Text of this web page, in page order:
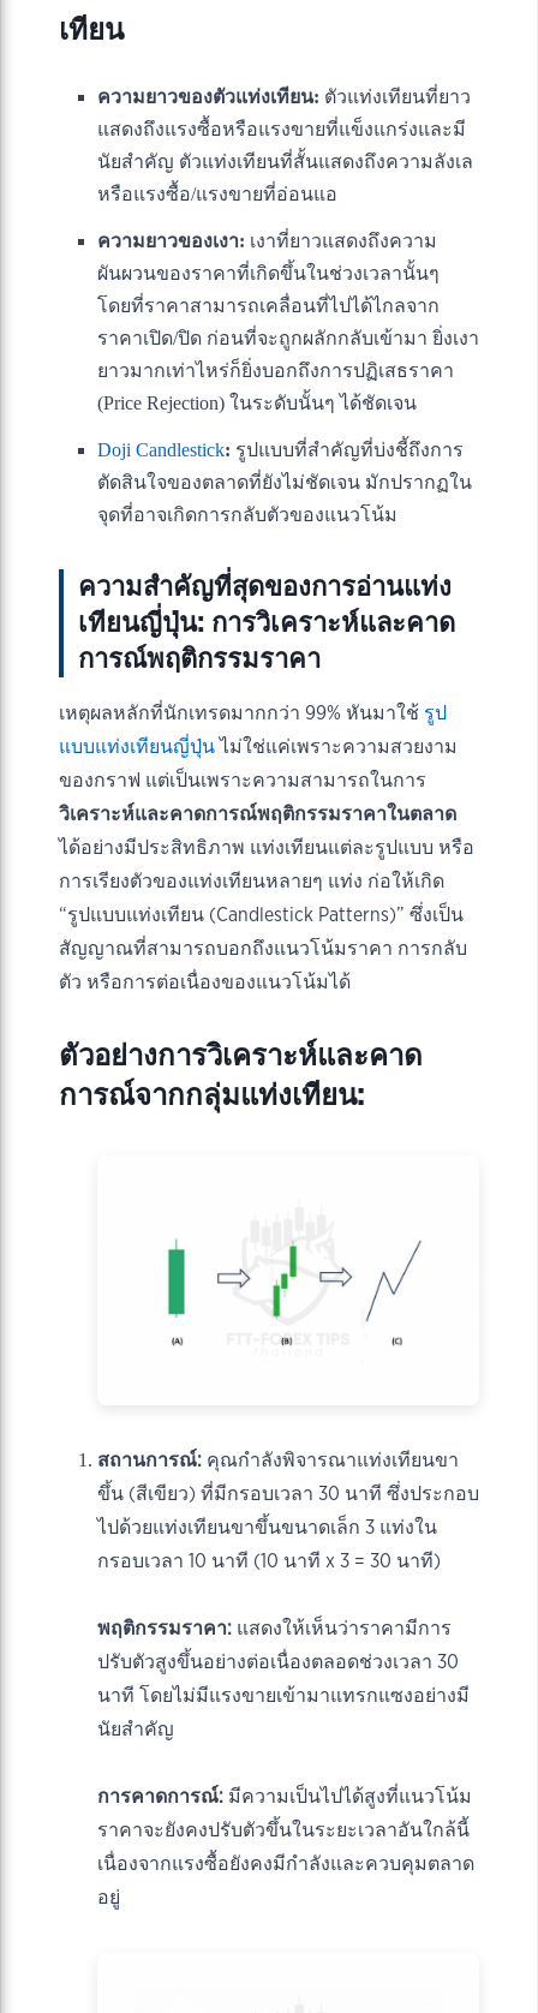
เทียน
ความยาวของตัวแท่งเทียน: ตัวแท่งเทียนที่ยาว
แสดงถึงแรงซื้อหรือแรงขายที่แข็งแกร่งและมี
นัยสำคัญ ตัวแท่งเทียนที่สั้นแสดงถึงความลังเล
หรือแรงซื้อ/แรงขายที่อ่อนแอ
ความยาวของเงา: เงาที่ยาวแสดงถึงความ
ผันผวนของราคาที่เกิดขึ้นในช่วงเวลานั้นๆ
โดยที่ราคาสามารถเคลื่อนที่ไปได้ไกลจาก
ราคาเปิด/ปิด ก่อนที่จะถูกผลักกลับเข้ามา ยิ่งเงา
ยาวมากเท่าไหร่ก็ยิ่งบอกถึงการปฏิเสธราคา
(Price Rejection) ในระดับนั้นๆ ได้ชัดเจน
Doji Candlestick: รูปแบบที่สำคัญที่บ่งชี้ถึงการ
ตัดสินใจของตลาดที่ยังไม่ชัดเจน มักปรากฏใน
จุดที่อาจเกิดการกลับตัวของแนวโน้ม
ความสำคัญที่สุดของการอ่านแท่ง
เทียนญี่ปุ่น: การวิเคราะห์และคาด
การณ์พฤติกรรมราคา
เหตุผลหลักที่นักเทรดมากกว่า 99% หันมาใช้ รูป
แบบแท่งเทียนญี่ปุ่น ไม่ใช่แค่เพราะความสวยงาม
ของกราฟ แต่เป็นเพราะความสามารถในการ
วิเคราะห์และคาดการณ์พฤติกรรมราคาในตลาด
ได้อย่างมีประสิทธิภาพ แท่งเทียนแต่ละรูปแบบ หรือ
การเรียงตัวของแท่งเทียนหลายๆ แท่ง ก่อให้เกิด
“รูปแบบแท่งเทียน (Candlestick Patterns)” ซึ่งเป็น
สัญญาณที่สามารถบอกถึงแนวโน้มราคา การกลับ
ตัว หรือการต่อเนื่องของแนวโน้มได้
ตัวอย่างการวิเคราะห์และคาด
การณ์จากกลุ่มแท่งเทียน:
สถานการณ์: คุณกำลังพิจารณาแท่งเทียนขา
ขึ้น (สีเขียว) ที่มีกรอบเวลา 30 นาที ซึ่งประกอบ
ไปด้วยแท่งเทียนขาขึ้นขนาดเล็ก 3 แท่งใน
กรอบเวลา 10 นาที (10 นาที x 3 = 30 นาที)
พฤติกรรมราคา: แสดงให้เห็นว่าราคามีการ
ปรับตัวสูงขึ้นอย่างต่อเนื่องตลอดช่วงเวลา 30
นาที โดยไม่มีแรงขายเข้ามาแทรกแซงอย่างมี
นัยสำคัญ
การคาดการณ์: มีความเป็นไปได้สูงที่แนวโน้ม
ราคาจะยังคงปรับตัวขึ้นในระยะเวลาอันใกล้นี้
เนื่องจากแรงซื้อยังคงมีกำลังและควบคุมตลาด
อยู่